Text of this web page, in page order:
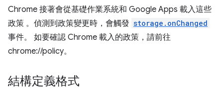
Chrome 接著會從基礎作業系統和 Google Apps 載入這些
政策 。偵測到政策變更時，會觸發 storage.onChanged
事件。 如要確認 Chrome 載入的政策，請前往
chrome://policy。
結構定義格式